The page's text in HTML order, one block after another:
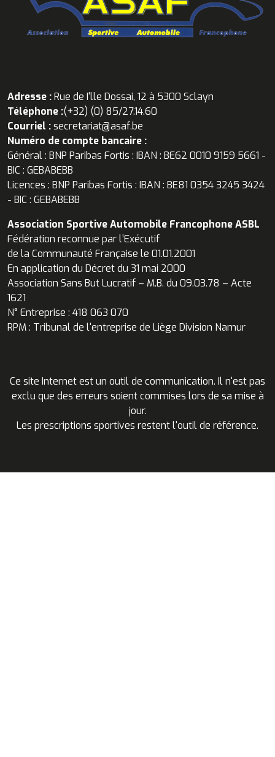
Adresse :Rue de I'lle Dossai, 12 à 5300 Sclayn
Téléphone :(+32) (0) 85/27.14.60
Courriel :secretariat@asaf.be
Numéro de compte bancaire :
Général : BNP Paribas Fortis : IBAN : BE62 0010 9159 5661 -
BIC : GEBABEBB
Licences : BNP Paribas Fortis : IBAN : BE81 0354 3245 3424
- BIC : GEBABEBB
Association Sportive Automobile Francophone ASBL
Fédération reconnue par l’Exécutif
de la Communauté Française le 01.01.2001
En application du Décret du 31 mai 2000
Association Sans But Lucratif – M.B. du 09.03.78 – Acte
1621
N° Entreprise : 418 063 070
RPM : Tribunal de l'entreprise de Liège Division Namur
Ce site Internet est un outil de communication. Il n'est pas
exclu que des erreurs soient commises lors de sa mise à
jour.
Les prescriptions sportives restent l'outil de référence.